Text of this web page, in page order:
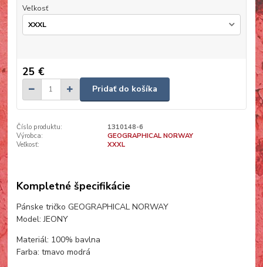
Veľkosť
25 €
Pridať do košíka
Číslo produktu:
1310148-6
Výrobca:
GEOGRAPHICAL NORWAY
Veľkosť:
XXXL
Kompletné špecifikácie
Pánske tričko GEOGRAPHICAL NORWAY
Model: JEONY
Materiál: 100% bavlna
Farba: tmavo modrá